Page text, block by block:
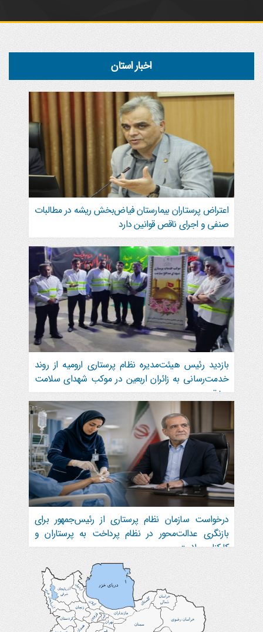
اخبار استان
اعتراض پرستاران بیمارستان فیاض‌بخش ریشه در مطالبات
صنفی و اجرای ناقص قوانین دارد
بازدید رئیس هیئت‌مدیره نظام پرستاری ارومیه از روند
خدمت‌رسانی به زائران اربعین در موکب شهدای سلامت
مرز تمرچین
درخواست سازمان نظام پرستاری از رئیس‌جمهور برای
بازنگری عدالت‌محور در نظام پرداخت به پرستاران و
کارکنان سلامت